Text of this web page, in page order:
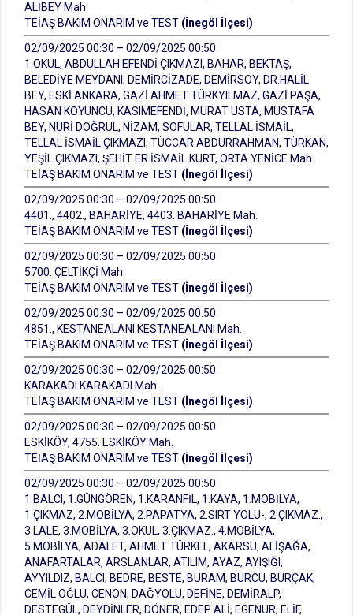
ALİBEY Mah.
TEİAŞ BAKIM ONARIM ve TEST (İnegöl İlçesi)
02/09/2025 00:30 – 02/09/2025 00:50
1.OKUL, ABDULLAH EFENDİ ÇIKMAZI, BAHAR, BEKTAŞ,
BELEDİYE MEYDANI, DEMİRCİZADE, DEMİRSOY, DR.HALİL
BEY, ESKİ ANKARA, GAZİ AHMET TÜRKYILMAZ, GAZİ PAŞA,
HASAN KOYUNCU, KASIMEFENDİ, MURAT USTA, MUSTAFA
BEY, NURİ DOĞRUL, NİZAM, SOFULAR, TELLAL İSMAİL,
TELLAL İSMAİL ÇIKMAZI, TÜCCAR ABDURRAHMAN, TÜRKAN,
YEŞİL ÇIKMAZI, ŞEHİT ER İSMAİL KURT, ORTA YENİCE Mah.
TEİAŞ BAKIM ONARIM ve TEST (İnegöl İlçesi)
02/09/2025 00:30 – 02/09/2025 00:50
4401., 4402., BAHARİYE, 4403. BAHARİYE Mah.
TEİAŞ BAKIM ONARIM ve TEST (İnegöl İlçesi)
02/09/2025 00:30 – 02/09/2025 00:50
5700. ÇELTİKÇİ Mah.
TEİAŞ BAKIM ONARIM ve TEST (İnegöl İlçesi)
02/09/2025 00:30 – 02/09/2025 00:50
4851., KESTANEALANI KESTANEALANI Mah.
TEİAŞ BAKIM ONARIM ve TEST (İnegöl İlçesi)
02/09/2025 00:30 – 02/09/2025 00:50
KARAKADI KARAKADI Mah.
TEİAŞ BAKIM ONARIM ve TEST (İnegöl İlçesi)
02/09/2025 00:30 – 02/09/2025 00:50
ESKİKÖY, 4755. ESKİKÖY Mah.
TEİAŞ BAKIM ONARIM ve TEST (İnegöl İlçesi)
02/09/2025 00:30 – 02/09/2025 00:50
1.BALCI, 1.GÜNGÖREN, 1.KARANFİL, 1.KAYA, 1.MOBİLYA,
1.ÇIKMAZ, 2.MOBİLYA, 2.PAPATYA, 2.SIRT YOLU-, 2.ÇIKMAZ.,
3.LALE, 3.MOBİLYA, 3.OKUL, 3.ÇIKMAZ., 4.MOBİLYA,
5.MOBİLYA, ADALET, AHMET TÜRKEL, AKARSU, ALİŞAĞA,
ANAFARTALAR, ARSLANLAR, ATILIM, AYAZ, AYIŞIĞI,
AYYILDIZ, BALCI, BEDRE, BESTE, BURAM, BURCU, BURÇAK,
CEMİL OĞLU, CENON, DAĞYOLU, DEFİNE, DEMİRALP,
DESTEGÜL, DEYDİNLER, DÖNER, EDEP ALİ, EGENUR, ELİF,